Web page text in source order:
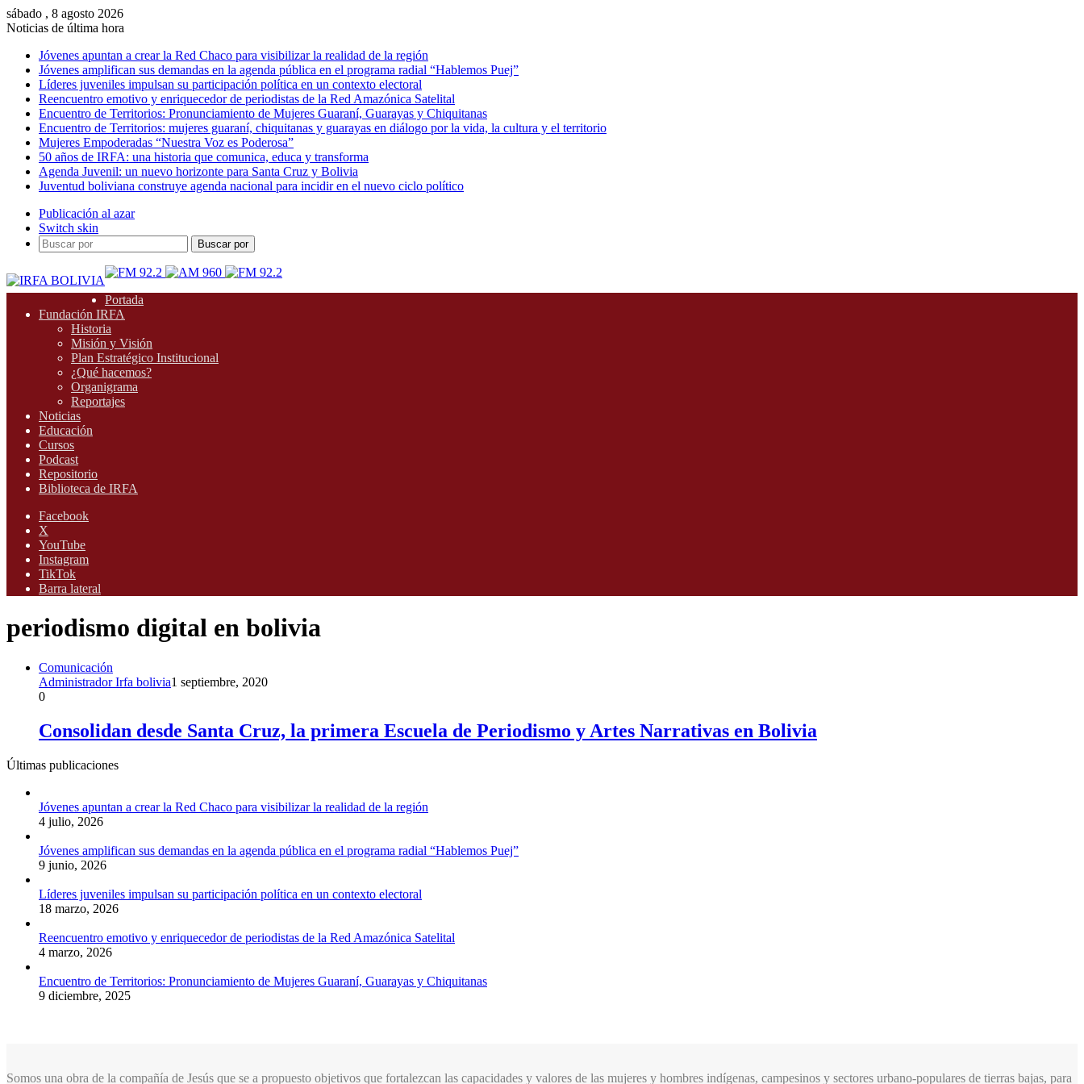
sábado , 8 agosto 2026
Noticias de última hora
Jóvenes apuntan a crear la Red Chaco para visibilizar la realidad de la región
Jóvenes amplifican sus demandas en la agenda pública en el programa radial “Hablemos Puej”
Líderes juveniles impulsan su participación política en un contexto electoral
Reencuentro emotivo y enriquecedor de periodistas de la Red Amazónica Satelital
Encuentro de Territorios: Pronunciamiento de Mujeres Guaraní, Guarayas y Chiquitanas
Encuentro de Territorios: mujeres guaraní, chiquitanas y guarayas en diálogo por la vida, la cultura y el territorio
Mujeres Empoderadas “Nuestra Voz es Poderosa”
50 años de IRFA: una historia que comunica, educa y transforma
Agenda Juvenil: un nuevo horizonte para Santa Cruz y Bolivia
Juventud boliviana construye agenda nacional para incidir en el nuevo ciclo político
Publicación al azar
Switch skin
Buscar por
Portada
Fundación IRFA
Historia
Misión y Visión
Plan Estratégico Institucional
¿Qué hacemos?
Organigrama
Reportajes
Noticias
Educación
Cursos
Podcast
Repositorio
Biblioteca de IRFA
Facebook
X
YouTube
Instagram
TikTok
Barra lateral
periodismo digital en bolivia
Comunicación
Administrador Irfa bolivia1 septiembre, 2020
0
Consolidan desde Santa Cruz, la primera Escuela de Periodismo y Artes Narrativas en Bolivia
Últimas publicaciones
Jóvenes apuntan a crear la Red Chaco para visibilizar la realidad de la región
4 julio, 2026
Jóvenes amplifican sus demandas en la agenda pública en el programa radial “Hablemos Puej”
9 junio, 2026
Líderes juveniles impulsan su participación política en un contexto electoral
18 marzo, 2026
Reencuentro emotivo y enriquecedor de periodistas de la Red Amazónica Satelital
4 marzo, 2026
Encuentro de Territorios: Pronunciamiento de Mujeres Guaraní, Guarayas y Chiquitanas
9 diciembre, 2025
Somos una obra de la compañía de Jesús que se a propuesto objetivos que fortalezcan las capacidades y valores de las mujeres y hombres indígenas, campesinos y sectores urbano-populares de tierras bajas, para